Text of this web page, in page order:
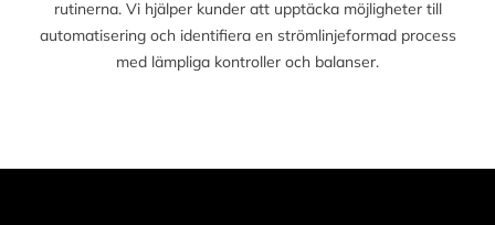
rutinerna. Vi hjälper kunder att upptäcka möjligheter till
automatisering och identifiera en strömlinjeformad process
med lämpliga kontroller och balanser.